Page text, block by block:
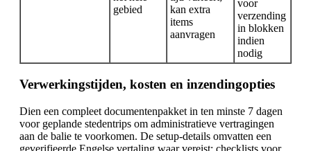
gebied
kan extra
items
aanvragen
voor
verzending
in blokken
indien
nodig
Verwerkingstijden, kosten en inzendingopties
Dien een compleet documentenpakket in ten minste 7 dagen
voor geplande stedentrips om administratieve vertragingen
aan de balie te voorkomen. De setup-details omvatten een
geverifieerde Engelse vertaling waar vereist; checklists voor